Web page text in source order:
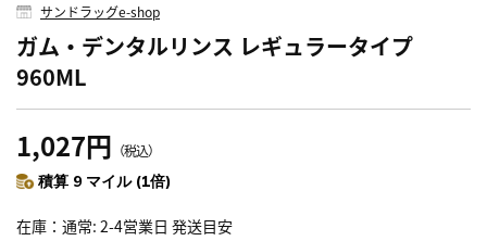
サンドラッグe-shop
ガム・デンタルリンス レギュラータイプ
960ML
1,027円 （税込）
積算 9 マイル (1倍)
在庫 通常: 2-4営業日 発送目安